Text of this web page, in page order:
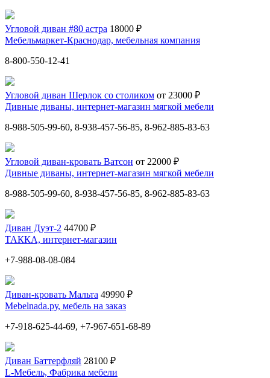
Угловой диван #80 астра 18000 ₽
Мебельмаркет-Краснодар, мебельная компания
8-800-550-12-41
Угловой диван Шерлок со столиком от 23000 ₽
Дивные диваны, интернет-магазин мягкой мебели
8-988-505-99-60, 8-938-457-56-85, 8-962-885-83-63
Угловой диван-кровать Ватсон от 22000 ₽
Дивные диваны, интернет-магазин мягкой мебели
8-988-505-99-60, 8-938-457-56-85, 8-962-885-83-63
Диван Дуэт-2 44700 ₽
ТАККА, интернет-магазин
+7-988-08-08-084
Диван-кровать Мальта 49990 ₽
Мebelnada.ру, мебель на заказ
+7-918-625-44-69, +7-967-651-68-89
Диван Баттерфляй 28100 ₽
L-Мебель, Фабрика мебели